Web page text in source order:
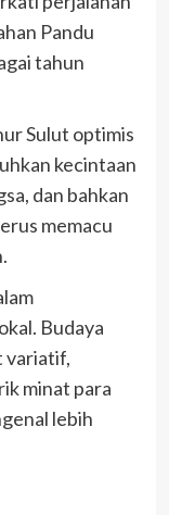
Pandu
tahun
Sulut optimis
kecintaan
dan bahkan
memacu
Budaya
variatif,
minat para
lebih